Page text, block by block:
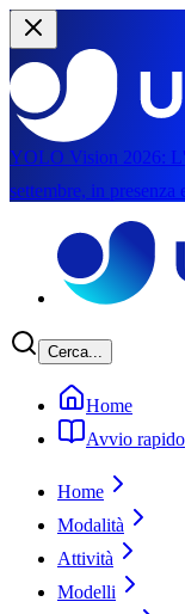
YOLO Vision 2026:
settembre, in presenza
Cerca...
Home
Avvio rapido
Home
Modalità
Attività
Modelli